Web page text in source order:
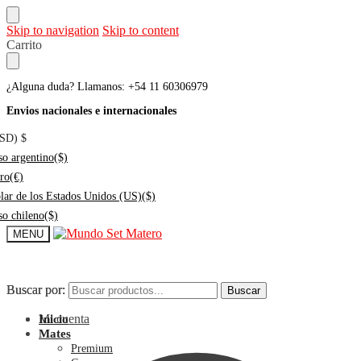
Skip to navigation Skip to content
Carrito
¿Alguna duda? Llamanos: +54 11 60306979
Envios nacionales e internacionales
$
argentino($)
(€)
de los Estados Unidos (US)($)
chileno($)
MENU
Buscar por: Buscar
Mi cuenta
Buscar por: Buscar
Inicio
Mates
Premium